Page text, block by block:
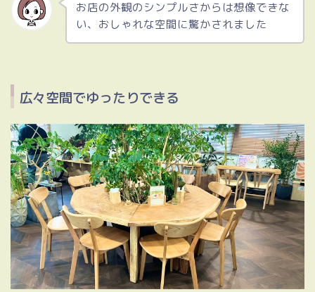
お店の外観のシンプルさからは想像できな
い、おしゃれな空間に驚かされました
広々空間でゆったりできる